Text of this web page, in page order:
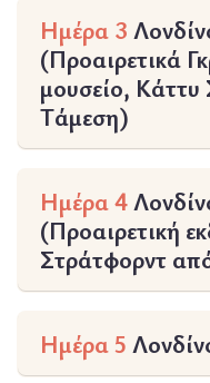
Ημέρα 3
(Προαιρετικά
μουσείο, Κάττυ
Τάμεση)
Ημέρα 4
(Προαιρετική
Στράτφορντ
Ημέρα 5